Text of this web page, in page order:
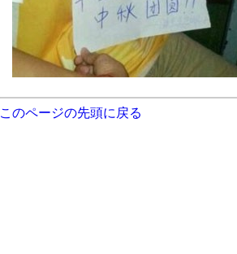
このページの先頭に戻る